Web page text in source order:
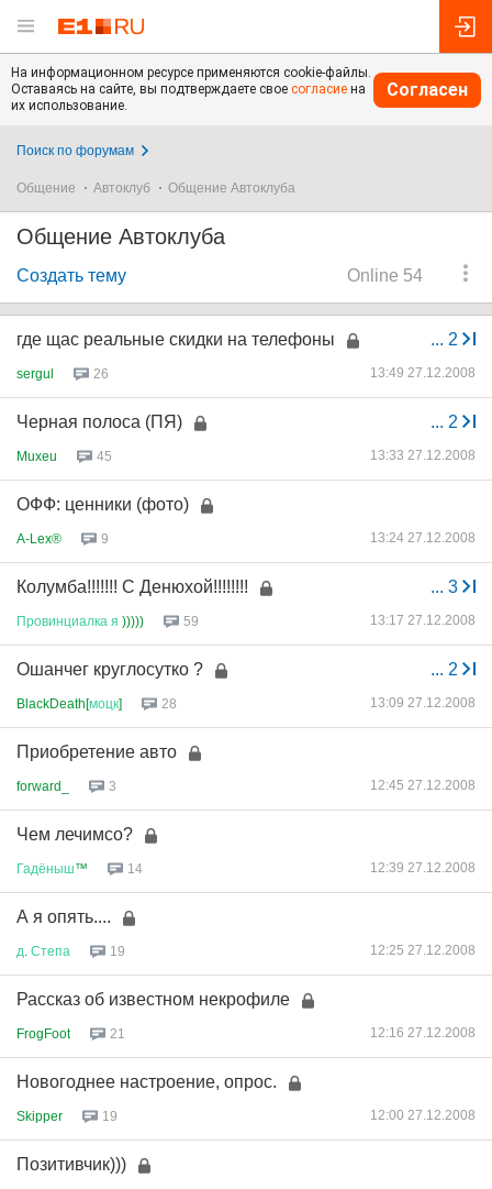
На информационном ресурсе применяются cookie-файлы.
Оставаясь на сайте, вы подтверждаете свое согласие на
их использование.
Согласен
Поиск по форумам
Общение Автоклуб Общение Автоклуба
Общение Автоклуба
Online 54
Создать тему
... 2
где щас реальные скидки на телефоны
sergul 26 13:49 27.12.2008
... 2
Черная полоса (ПЯ)
Muxeu 45 13:33 27.12.2008
ОФФ: ценники (фото)
A-Lex® 9 13:24 27.12.2008
... 3
Колумба!!!!!!! С Денюхой!!!!!!!!
Провинциалка я ))))) 59 13:17 27.12.2008
... 2
Ошанчег круглосутко ?
BlackDeath[моцк] 28 13:09 27.12.2008
Приобретение авто
forward_ 3 12:45 27.12.2008
Чем лечимсо?
Гадёныш™ 14 12:39 27.12.2008
А я опять....
д Степа 19 12:25 27.12.2008
Рассказ об известном некрофиле
FrogFoot 21 12:16 27.12.2008
Новогоднее настроение, опрос.
Skipper 19 12:00 27.12.2008
Позитивчик)))